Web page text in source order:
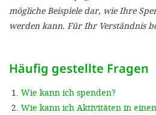
mögliche Beispiele dar, wie Ihre
werden kann. Für Ihr Verständnis
Häufig gestellte Fragen
Wie kann ich spenden?
Wie kann ich Aktivitäten in